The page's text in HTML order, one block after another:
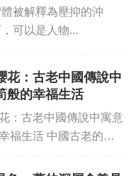
被解釋為壓抑的沖
可以是人物...
花：古老中國傳說中
般的幸福生活
：古老中國傳說中寓意
福生活 中國古老的傳
篷在田邊挑櫻花，這個